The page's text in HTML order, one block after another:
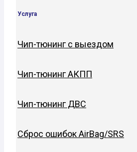
Услуга
Чип-тюнинг с выездом
Чип-тюнинг АКПП
Чип-тюнинг ДВС
Сброс ошибок AirBag/SRS